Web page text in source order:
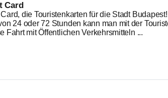
Card
die Touristenkarten für die Stadt
24 oder 72 Stunden kann man mit der
Fahrt mit Öffentlichen Verkehrsmitteln ...